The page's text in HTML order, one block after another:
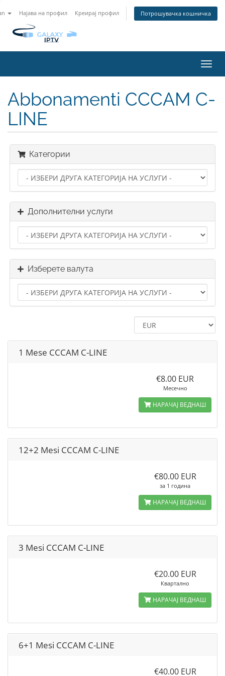
Најава на профил Креирај профил Потрошувачка кошничка
ја
Abbonamenti CCCAM C-
LINE
Категории
Дополнителни услуги
Изберете валута
1 Mese CCCAM C-LINE
€8.00 EUR
Месечно
НАРАЧАЈ ВЕДНАШ
12+2 Mesi CCCAM C-LINE
€80.00 EUR
за 1 година
НАРАЧАЈ ВЕДНАШ
3 Mesi CCCAM C-LINE
€20.00 EUR
Квартално
НАРАЧАЈ ВЕДНАШ
6+1 Mesi CCCAM C-LINE
€40.00 EUR